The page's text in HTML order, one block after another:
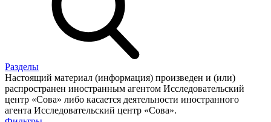
Разделы
Настоящий материал (информация) произведен и (или)
распространен иностранным агентом Исследовательский
центр «Сова» либо касается деятельности иностранного
агента Исследовательский центр «Сова».